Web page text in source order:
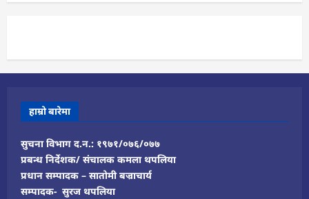
हाम्रो बारेमा
सुचना विभाग द.न.: १९७१/०७६/०७७
प्रबन्ध निर्देशक/ संचालक कमला थपलिया
प्रधान सम्पादक – सातोमी बज्राचार्य
सम्पादक- सुरज थपलिया